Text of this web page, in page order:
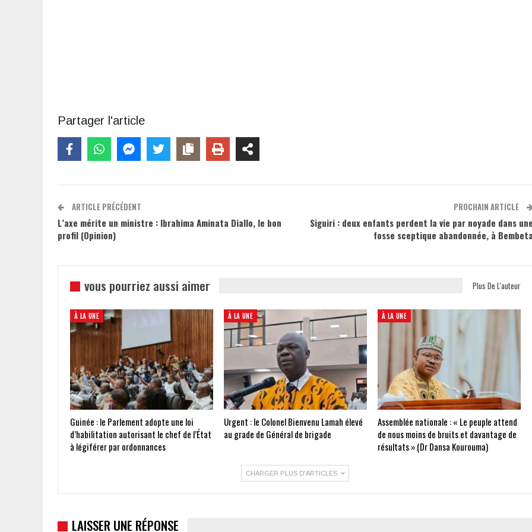
Partager l'article
ARTICLE PRÉCÉDENT
L’axe mérite un ministre : Ibrahima Aminata Diallo, le bon
profil (Opinion)
PROCHAIN ARTICLE
Siguiri : deux enfants perdent la vie par noyade dans
fosse sceptique abandonnée, à
vous pourriez aussi aimer Plus De L'auteur
À LA UNE
Guinée : le Parlement adopte une loi
d’habilitation autorisant le chef de l’État
à légiférer par ordonnances
À LA UNE
Urgent : le Colonel Bienvenu Lamah élevé
au grade de Général de brigade
À LA UNE
Assemblée nationale : « Le peuple attend
de nous moins de bruits et davantage de
résultats » (Dr Dansa Kourouma)
CHARGER PLUS D'ARTICLES
LAISSER UNE RÉPONSE